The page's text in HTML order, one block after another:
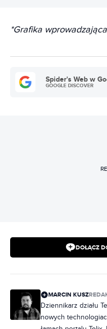
*Grafika
Spider's Web w
GOOGLE DISCOVER
DOŁĄCZ
MARCIN KUSZ
Dziennikarz działu
nowych